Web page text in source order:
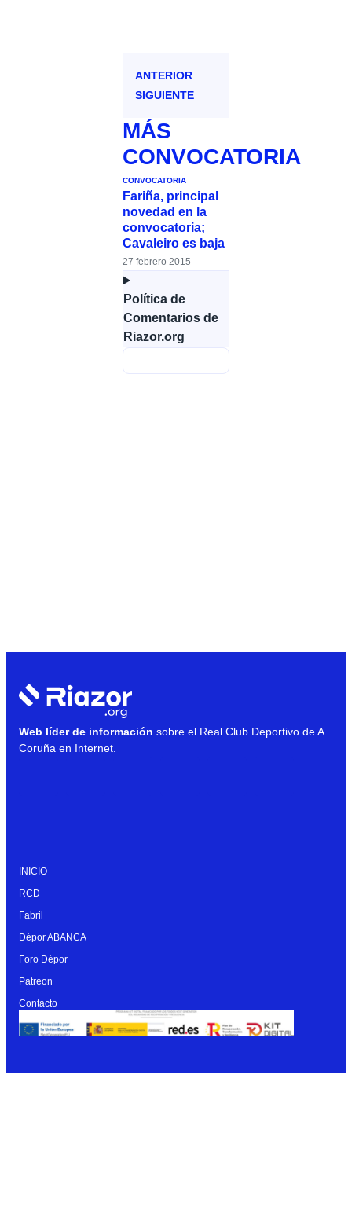
ANTERIOR
SIGUIENTE
MÁS
CONVOCATORIA
CONVOCATORIA
Fariña, principal
novedad en la
convocatoria;
Cavaleiro es baja
27 febrero 2015
Política de
Comentarios de
Riazor.org
Web líder de información sobre el Real Club Deportivo de A
Coruña en Internet.
INICIO
RCD
Fabril
Dépor ABANCA
Foro Dépor
Patreon
Contacto